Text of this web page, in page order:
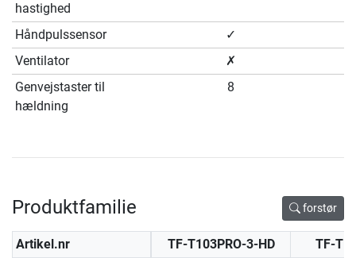
hastighed
Håndpulssensor
✓
Ventilator
✗
Genvejstaster til
hældning
8
Produktfamilie forstør
Artikel.nr TF-T103PRO-3-HD TF-